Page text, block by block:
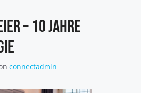
– 10 Jahre
connectadmin